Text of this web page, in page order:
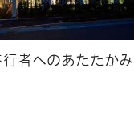
者へのあたたか